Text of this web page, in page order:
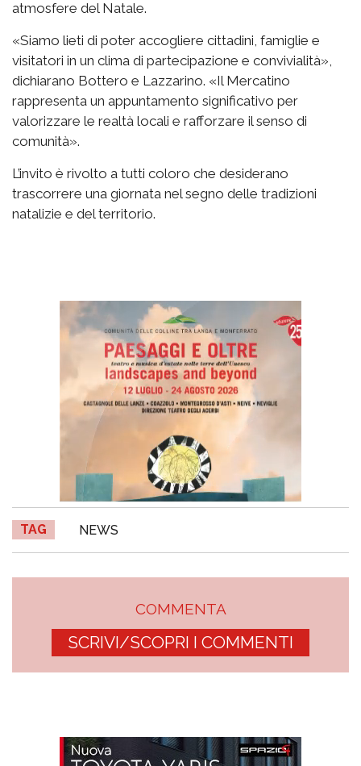
atmosfere del Natale.
«Siamo lieti di poter accogliere cittadini, famiglie e
visitatori in un clima di partecipazione e convivialità»,
dichiarano Bottero e Lazzarino. «Il Mercatino
rappresenta un appuntamento significativo per
valorizzare le realtà locali e rafforzare il senso di
comunità».
L’invito è rivolto a tutti coloro che desiderano
trascorrere una giornata nel segno delle tradizioni
natalizie e del territorio.
TAG NEWS
COMMENTA
SCRIVI/SCOPRI I COMMENTI